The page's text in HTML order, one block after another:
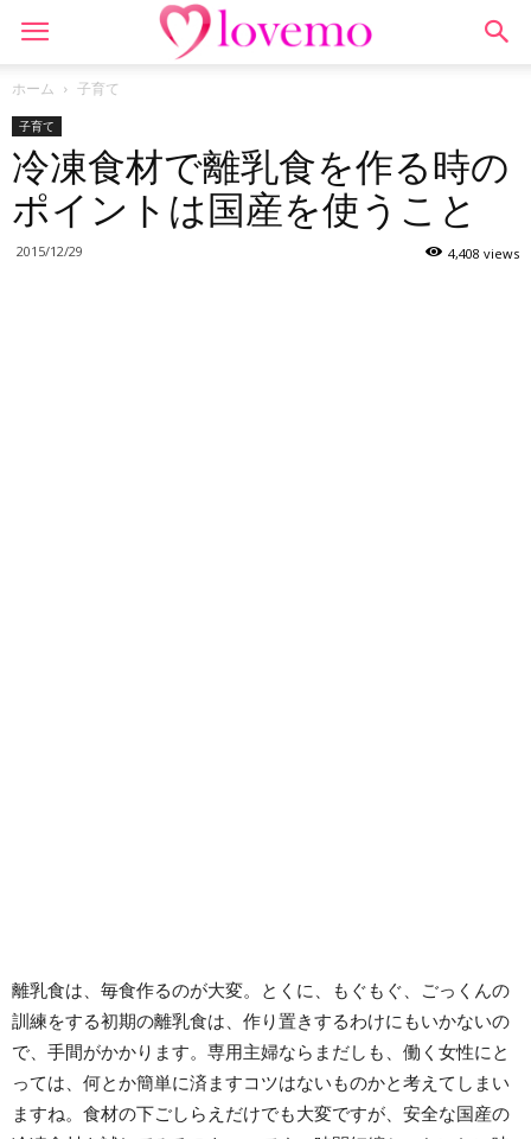
ホーム 子育て
子育て
冷凍食材で離乳食を作る時の
ポイントは国産を使うこと
2015/12/29 4,408 views
離乳食は、毎食作るのが大変。とくに、もぐもぐ、ごっくんの
訓練をする初期の離乳食は、作り置きするわけにもいかないの
で、手間がかかります。専用主婦ならまだしも、働く女性にと
っては、何とか簡単に済ますコツはないものかと考えてしまい
ますね。食材の下ごしらえだけでも大変ですが、安全な国産の